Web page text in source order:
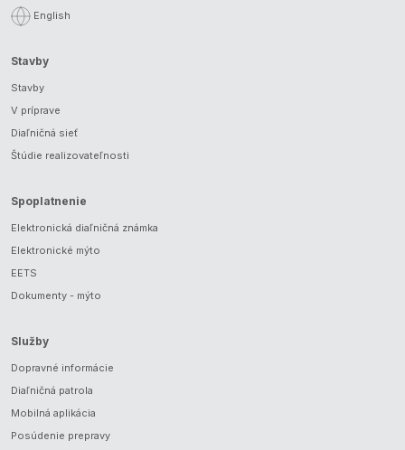
English
Stavby
Stavby
V príprave
Diaľničná sieť
Štúdie realizovateľnosti
Spoplatnenie
Elektronická diaľničná známka
Elektronické mýto
EETS
Dokumenty - mýto
Služby
Dopravné informácie
Diaľničná patrola
Mobilná aplikácia
Posúdenie prepravy